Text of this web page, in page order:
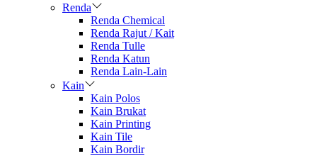
Renda
Renda Chemical
Renda Rajut / Kait
Renda Tulle
Renda Katun
Renda Lain-Lain
Kain
Kain Polos
Kain Brukat
Kain Printing
Kain Tile
Kain Bordir